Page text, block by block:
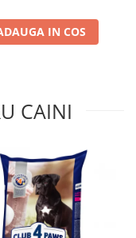
IN COS
CAINI